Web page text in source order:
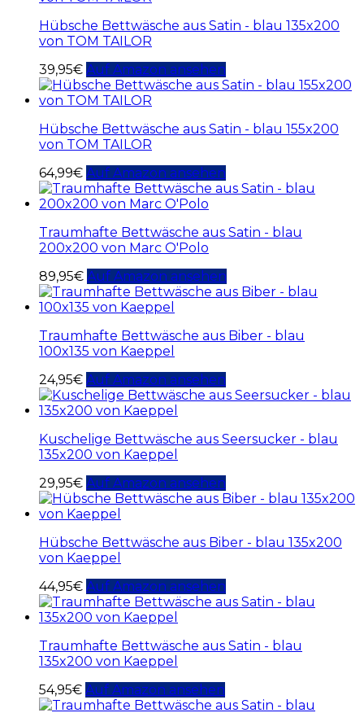
Hübsche Bettwäsche aus Satin - blau 135x200
von TOM TAILOR
39,95€ Auf Amazon ansehen
Hübsche Bettwäsche aus Satin - blau 155x200
von TOM TAILOR
64,99€ Auf Amazon ansehen
Traumhafte Bettwäsche aus Satin - blau
200x200 von Marc O'Polo
89,95€ Auf Amazon ansehen
Traumhafte Bettwäsche aus Biber - blau
100x135 von Kaeppel
24,95€ Auf Amazon ansehen
Kuschelige Bettwäsche aus Seersucker - blau
135x200 von Kaeppel
29,95€ Auf Amazon ansehen
Hübsche Bettwäsche aus Biber - blau 135x200
von Kaeppel
44,95€ Auf Amazon ansehen
Traumhafte Bettwäsche aus Satin - blau
135x200 von Kaeppel
54,95€ Auf Amazon ansehen